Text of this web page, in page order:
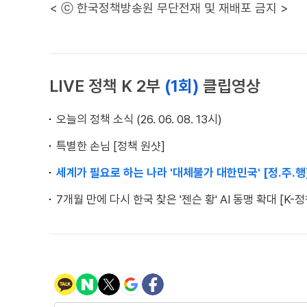
< ⓒ 한국정책방송원 무단전재 및 재배포 금지 >
LIVE 정책 K 2부 (1회) 클립영상
오늘의 정책 소식 (26. 06. 08. 13시)
특별한 손님 [정책 원샷]
세계가 필요로 하는 나라 '대체불가 대한민국' [정.주.
7개월 만에 다시 한국 찾은 '젠슨 황' AI 동맹 확대 [K-